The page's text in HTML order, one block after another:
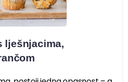
lješnjacima,